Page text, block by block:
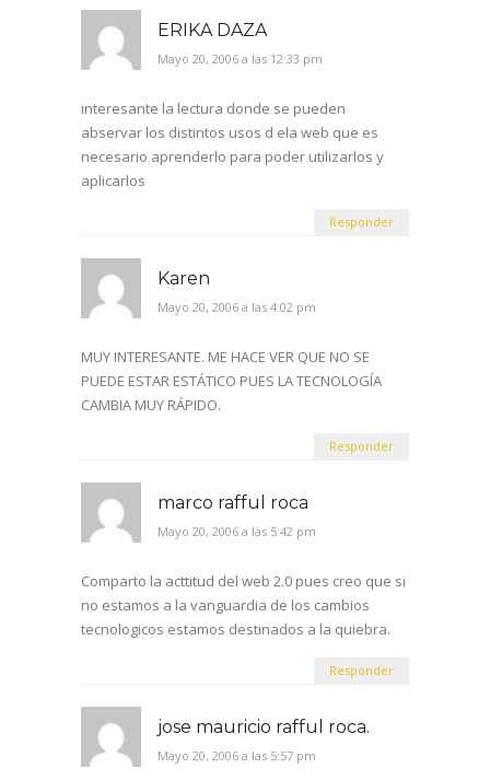
ERIKA DAZA
Mayo 20, 2006 a las 12:33 pm
interesante la lectura donde se pueden
abservar los distintos usos d ela web que es
necesario aprenderlo para poder utilizarlos y
aplicarlos
Responder
Karen
Mayo 20, 2006 a las 4:02 pm
MUY INTERESANTE. ME HACE VER QUE NO SE
PUEDE ESTAR ESTÁTICO PUES LA TECNOLOGÍA
CAMBIA MUY RÁPIDO.
Responder
marco rafful roca
Mayo 20, 2006 a las 5:42 pm
Comparto la acttitud del web 2.0 pues creo que si
no estamos a la vanguardia de los cambios
tecnologicos estamos destinados a la quiebra.
Responder
jose mauricio rafful roca.
Mayo 20, 2006 a las 5:57 pm